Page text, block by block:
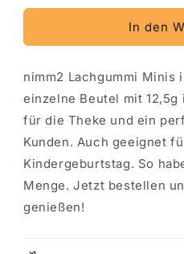
Menge
nimm2
minis
60
im
Beutel
Menge
für
nimm2
minis
60
im
Beutel
In den
nimm2 Lachgummi Minis
einzelne Beutel mit
für die Theke und ein
Kunden. Auch geeignet
Kindergeburtstag. So
Menge. Jetzt bestellen
genießen!